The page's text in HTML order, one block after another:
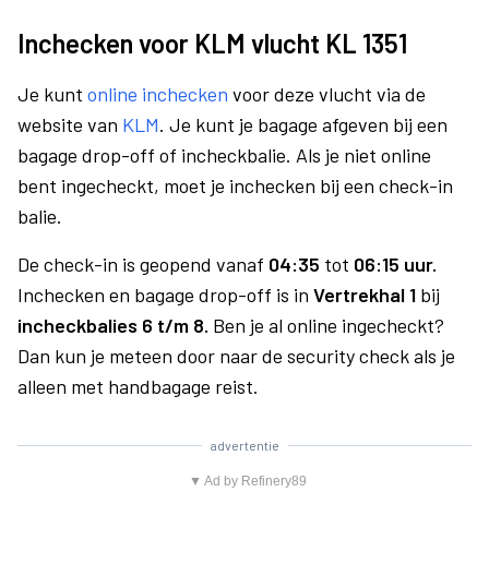
Inchecken voor KLM vlucht KL 1351
Je kunt online inchecken voor deze vlucht via de
website van KLM. Je kunt je bagage afgeven bij een
bagage drop-off of incheckbalie. Als je niet online
bent ingecheckt, moet je inchecken bij een check-in
balie.
De check-in is geopend vanaf 04:35 tot 06:15 uur.
Inchecken en bagage drop-off is in Vertrekhal 1 bij
incheckbalies 6 t/m 8. Ben je al online ingecheckt?
Dan kun je meteen door naar de security check als je
alleen met handbagage reist.
advertentie
▼ Ad by Refinery89